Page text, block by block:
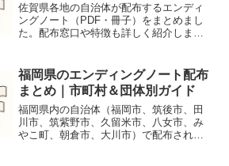
佐賀県各地の自治体が配布するエンディ
ングノート（PDF・冊子）をまとめまし
た。配布窓口や特徴も詳しく紹介しま
福岡県のエンディングノート配布
まとめ｜市町村＆団体別ガイド
福岡県内の自治体（福岡市、筑後市、田
川市、筑紫野市、久留米市、八女市、み
やこ町、朝倉市、大川市）で配布されて